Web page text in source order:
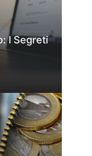
I Segreti